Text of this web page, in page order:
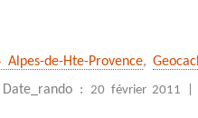
Alpes-de-Hte-Provence,
Date_rando : 20 février 2011 |